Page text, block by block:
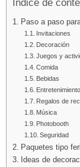
Índice de
Paso a paso
Invitaciones
Decoración
Juegos y
Comida
Bebidas
Entretenimiento
Regalos de
Música
Photobooth
Seguridad
Paquetes tipo
Ideas de